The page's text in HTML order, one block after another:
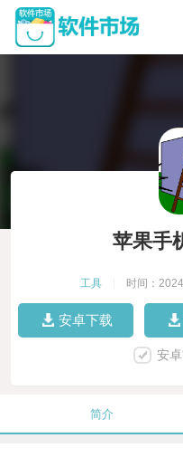
苹果手
工具 时间：
安卓下载
安
简介